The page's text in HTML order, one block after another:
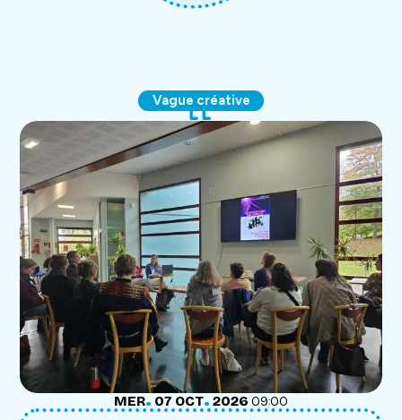
Vague créative
MERCREDI
MER. 07OCTOBRE
OCT.2026 09:00